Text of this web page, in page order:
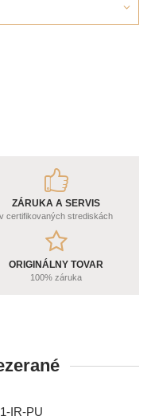
ZÁRUKA A SERVIS
v certifikovaných strediskách
ORIGINÁLNY TOVAR
100% záruka